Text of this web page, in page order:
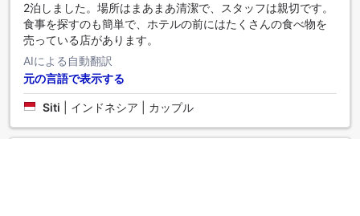
2泊しました。場所はまあまあ清潔で、スタッフは親切です。
食事を探すのも簡単で、ホテルの前にはたくさんの食べ物を
売っている店があります。
AIによる自動翻訳
元の言語で表示する
Siti インドネシア | カップル